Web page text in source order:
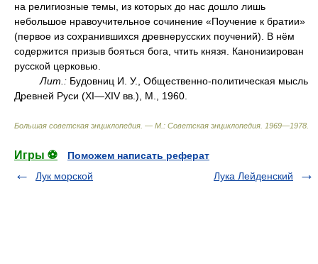
на религиозные темы, из которых до нас дошло лишь
небольшое нравоучительное сочинение «Поучение к братии»
(первое из сохранившихся древнерусских поучений). В нём
содержится призыв бояться бога, чтить князя. Канонизирован
русской церковью.
Лит.: Будовниц И. У., Общественно-политическая мысль
Древней Руси (XI—XIV вв.), М., 1960.
Большая советская энциклопедия. — М.: Советская энциклопедия 1969—1978
Игры ⚽
Поможем написать реферат
Лук морской
Лука Лейденский